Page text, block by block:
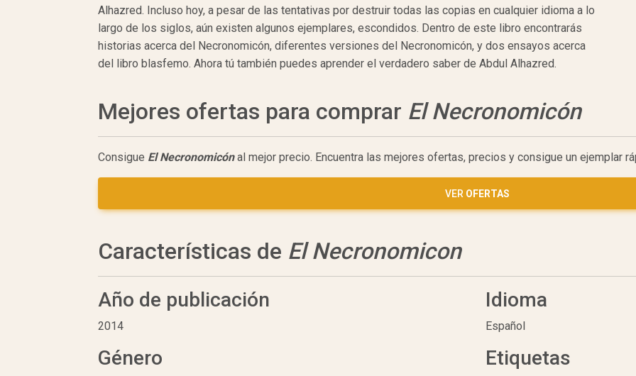
Alhazred. Incluso hoy, a pesar de las tentativas por destruir todas las copias en cualquier idioma a lo
largo de los siglos, aún existen algunos ejemplares, escondidos. Dentro de este libro encontrarás
historias acerca del Necronomicón, diferentes versiones del Necronomicón, y dos ensayos acerca
del libro blasfemo. Ahora tú también puedes aprender el verdadero saber de Abdul Alhazred.
Mejores ofertas para comprar El Necronomicón
Consigue El Necronomicónal mejor precio. Encuentra las mejores ofertas, precios y consigue un ejemplar
VER OFERTAS
Características de El Necronomicon
Año de publicación
2014
Idioma
Español
Género Etiquetas